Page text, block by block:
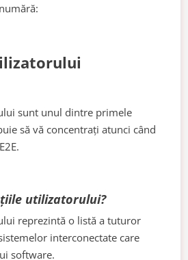
sunt unul dintre primele
să vă concentrați atunci când
utilizatorului?
reprezintă o listă a tuturor
interconectate care
software.